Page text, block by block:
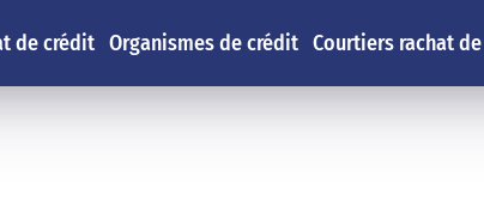
de crédit Organismes de crédit Courtiers rachat